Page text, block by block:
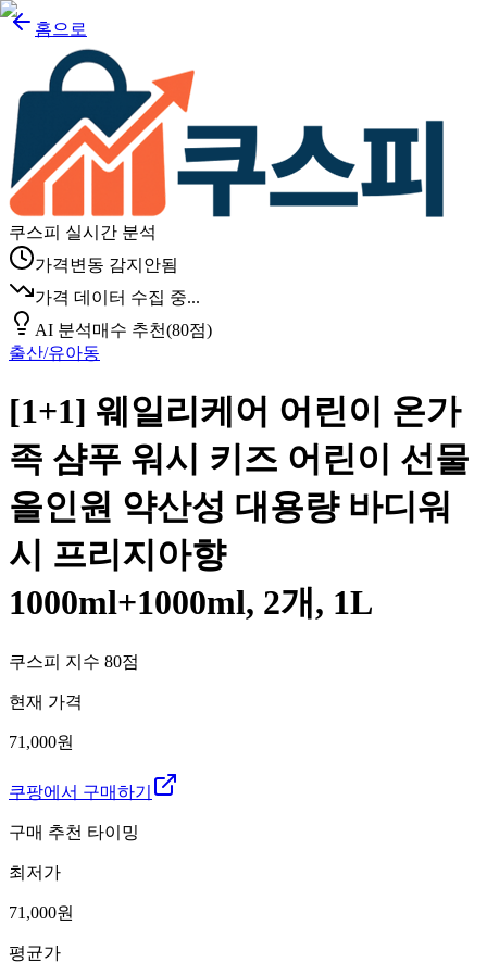
홈으로
쿠스피 실시간 분석
가격변동 감지안됨
가격 데이터 수집 중...
AI 분석매수 추천(80점)
출산/유아동
[1+1] 웨일리케어 어린이 온가
족 샴푸 워시 키즈 어린이 선물
올인원 약산성 대용량 바디워
시 프리지아향
1000ml+1000ml, 2개, 1L
쿠스피 지수 80점
현재 가격
71,000원
쿠팡에서 구매하기
구매 추천 타이밍
최저가
71,000원
평균가